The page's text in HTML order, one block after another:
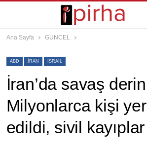
Ana Sayfa GÜNCEL
ABD İRAN ISRAIL
İran’da savaş
Milyonlarca kişi
edildi, sivil kayıplar